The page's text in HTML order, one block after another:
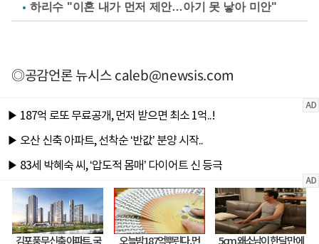
하리수 "이혼 내가 먼저 제안…아기 못 낳아 미안"
◎공감언론 뉴시스caleb@newsis.com